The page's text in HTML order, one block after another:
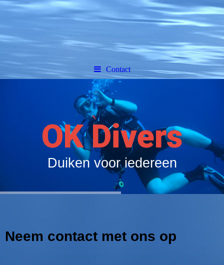
Contact
OK Divers
Duiken voor iedereen
Neem contact met ons op